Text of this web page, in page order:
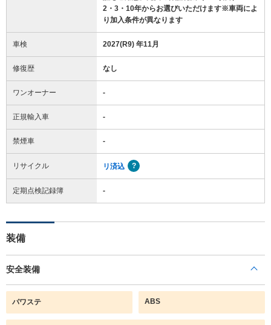
2・3・10年からお選びいただけます※車両によ
り加入条件が異なります
車検 2027(R9) 年11月
修復歴 なし
ワンオーナー -
正規輸入車 -
禁煙車 -
リサイクル リ済込
定期点検記録簿 -
装備
安全装備
パワステ ABS